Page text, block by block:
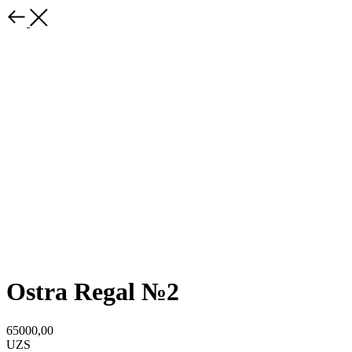
Ostra Regal №2
65000,00
UZS